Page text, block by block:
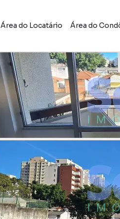
Área do Locatário Área do